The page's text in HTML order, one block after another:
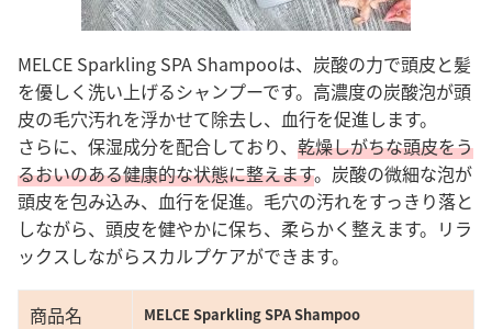
MELCE Sparkling SPA Shampooは、炭酸の力で頭皮と髪
を優しく洗い上げるシャンプーです。高濃度の炭酸泡が頭
皮の毛穴汚れを浮かせて除去し、血行を促進します。
さらに、保湿成分を配合しており、 乾燥しがちな頭皮をう
るおいのある健康的な状態に整えます。炭酸の微細な泡が
頭皮を包み込み、血行を促進。毛穴の汚れをすっきり落と
しながら、頭皮を健やかに保ち、柔らかく整えます。リラ
ックスしながらスカルプケアができます。
商品名 MELCE Sparkling SPA Shampoo